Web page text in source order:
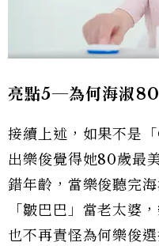
亮點5─為何海淑80
接續上述，如果不是
出樂俊覺得她80歲最
錯年齡，當樂俊聽完
「皺巴巴」當老太婆
也不再責怪為何樂俊